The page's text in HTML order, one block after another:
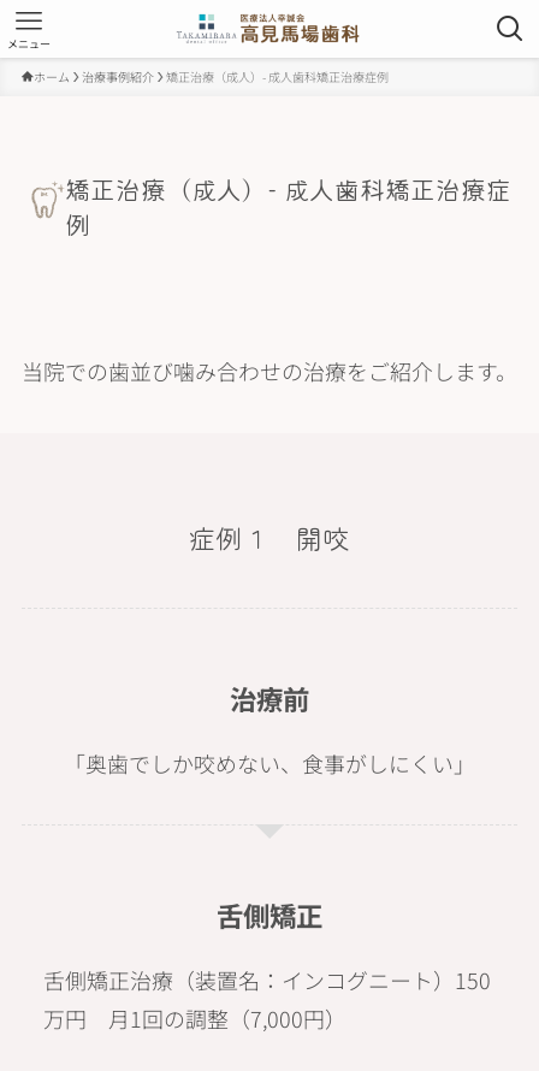
メニュー
ホーム 治療事例紹介 矯正治療（成人）- 成人歯科矯正治療症例
矯正治療（成人）- 成人歯科矯正治療症
例
当院での歯並び噛み合わせの治療をご紹介します。
症例１ 開咬
治療前
「奥歯でしか咬めない、食事がしにくい」
舌側矯正
舌側矯正治療（装置名：インコグニート）150
万円 月1回の調整（7,000円）